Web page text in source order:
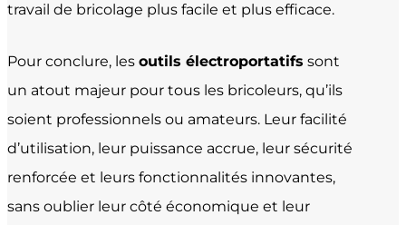
travail de bricolage plus facile et plus efficace.
Pour conclure, les outils électroportatifs sont
un atout majeur pour tous les bricoleurs, qu’ils
soient professionnels ou amateurs. Leur facilité
d’utilisation, leur puissance accrue, leur sécurité
renforcée et leurs fonctionnalités innovantes,
sans oublier leur côté économique et leur